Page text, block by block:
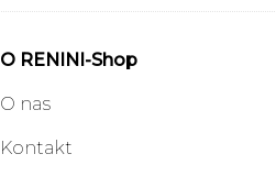
O RENINI-Shop
O nas
Kontakt